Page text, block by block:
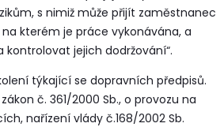
s nimiž může přijít zaměstnanec
kterém je práce vykonávána, a
jejich dodržování“.
týkající se dopravních předpisů.
č. 361/2000 Sb., o provozu na
nařízení vlády č.168/2002 Sb.